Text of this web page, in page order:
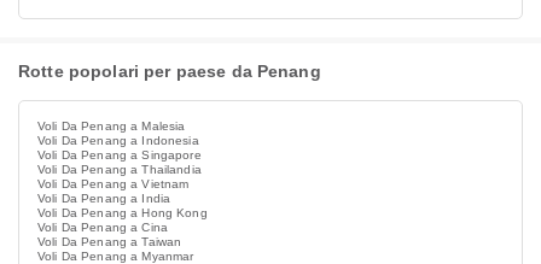
Rotte popolari per paese da Penang
Voli Da Penang a Malesia
Voli Da Penang a Indonesia
Voli Da Penang a Singapore
Voli Da Penang a Thailandia
Voli Da Penang a Vietnam
Voli Da Penang a India
Voli Da Penang a Hong Kong
Voli Da Penang a Cina
Voli Da Penang a Taiwan
Voli Da Penang a Myanmar